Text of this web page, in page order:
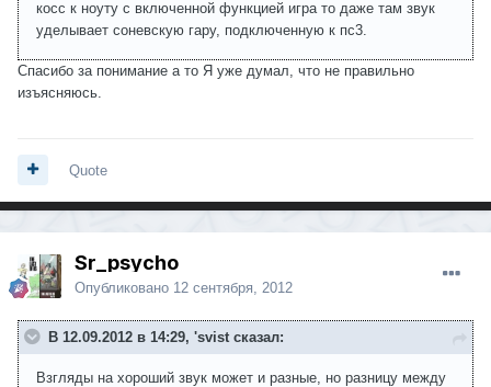
косс к ноуту с включенной функцией игра то даже там звук
уделывает соневскую гару, подключенную к пс3.
Спасибо за понимание а то Я уже думал, что не правильно
изъясняюсь.
Quote
Sr_psycho
Опубликовано 12 сентября, 2012
В 12.09.2012 в 14:29, 'svist сказал:
Взгляды на хороший звук может и разные, но разницу между